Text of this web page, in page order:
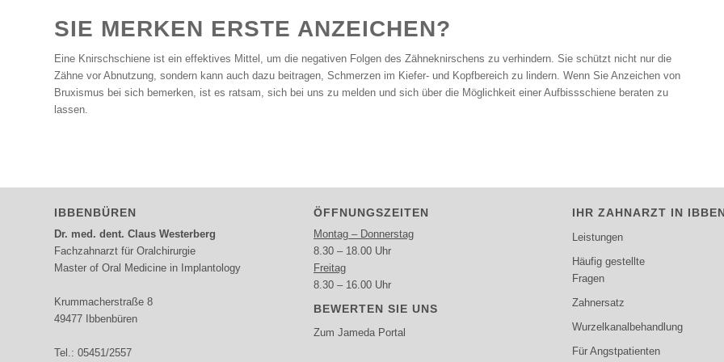
SIE MERKEN ERSTE ANZEICHEN?
Eine Knirschschiene ist ein effektives Mittel, um die negativen Folgen des Zähneknirschens zu verhindern. Sie schützt nicht nur die
Zähne vor Abnutzung, sondern kann auch dazu beitragen, Schmerzen im Kiefer- und Kopfbereich zu lindern. Wenn Sie Anzeichen von
Bruxismus bei sich bemerken, ist es ratsam, sich bei uns zu melden und sich über die Möglichkeit einer Aufbissschiene beraten zu
lassen.
IBBENBÜREN
Dr. med. dent. Claus Westerberg
Fachzahnarzt für Oralchirurgie
Master of Oral Medicine in Implantology
Krummacherstraße 8
49477 Ibbenbüren
Tel.: 05451/2557
ÖFFNUNGSZEITEN
Montag – Donnerstag
8.30 – 18.00 Uhr
Freitag
8.30 – 16.00 Uhr
BEWERTEN SIE UNS
Zum Jameda Portal
IHR ZAHNARZT IN
Leistungen
Häufig gestellte
Fragen
Zahnersatz
Wurzelkanalbehandlung
Für Angstpatienten